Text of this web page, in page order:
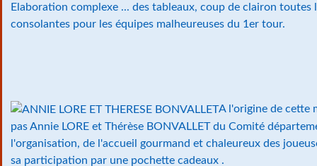
Elaboration complexe ... des tableaux, coup de clairon toutes
consolantes pour les équipes malheureuses du 1er tour.
A l'origine de cette
pas Annie LORE et Thérèse BONVALLET du Comité
l'organisation, de l'accueil gourmand et chaleureux des
sa participation par une pochette cadeaux .